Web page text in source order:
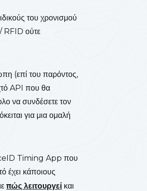
του χρονισμού
RFID ούτε
(επί του παρόντος,
API που θα
να συνδέσετε τον
για μια ομαλή
Timing App που
έχει κάποιους
πώς λειτουργεί και